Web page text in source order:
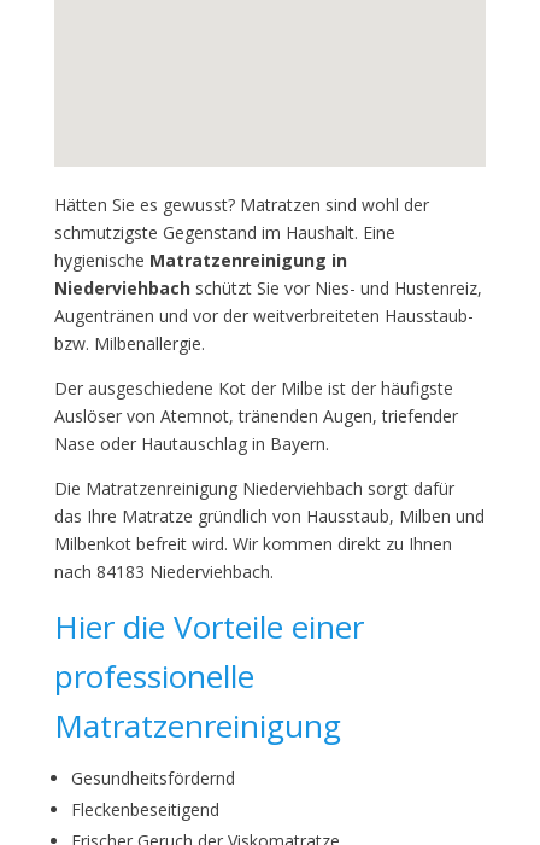
Hätten Sie es gewusst? Matratzen sind wohl der
schmutzigste Gegenstand im Haushalt. Eine
hygienische Matratzenreinigung in
Niederviehbachschützt Sie vor Nies- und Hustenreiz,
Augentränen und vor der weitverbreiteten Hausstaub-
bzw. Milbenallergie.
Der ausgeschiedene Kot der Milbe ist der häufigste
Auslöser von Atemnot, tränenden Augen, triefender
Nase oder Hautauschlag in Bayern.
Die Matratzenreinigung Niederviehbach sorgt dafür
das Ihre Matratze gründlich von Hausstaub, Milben und
Milbenkot befreit wird. Wir kommen direkt zu Ihnen
nach 84183 Niederviehbach.
Hier die Vorteile einer
professionelle
Matratzenreinigung
Gesundheitsfördernd
Fleckenbeseitigend